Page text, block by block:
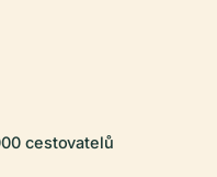
cestovatelů